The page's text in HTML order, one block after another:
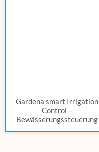
Gardena smart Irrigation
Control –
Bewässerungssteuerung